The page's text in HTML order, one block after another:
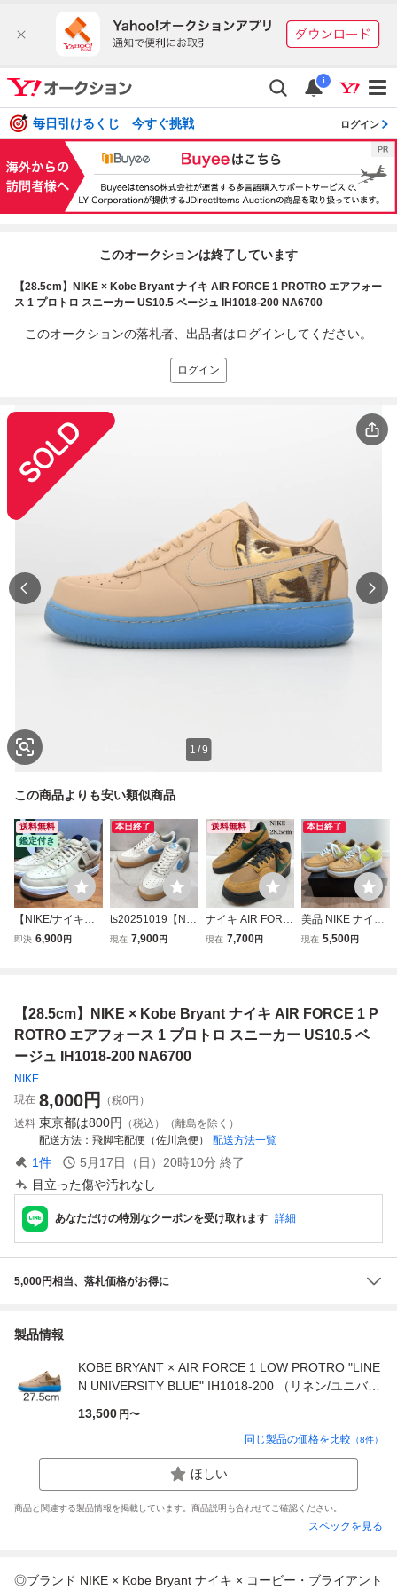
i
毎日引けるくじ 今すぐ挑戦 ログイン
このオークションは終了しています
【28.5cm】NIKE × Kobe Bryant ナイキ AIR FORCE 1 PROTRO エアフォー
ス 1 プロトロ スニーカー US10.5 ベージュ IH1018-200 NA6700
このオークションの落札者、出品者はログインしてください。
ログイン
1 /9
この商品よりも安い類似商品
送料無料
鑑定付き
【NIKE/ナイキ】N
BA × AIR FORCE
ス1
即決 6,900円
本日終了
ts20251019【NIK
E】ナイキ AIR FO
8.5cm
現在 7,900円
送料無料
ナイキ AIR FORC
E 1 LOW UNITY
現在 7,700円
本日終了
美品 NIKE ナイキ
AIR FORCE 1 エ
現在 5,500円
【28.5cm】NIKE × Kobe Bryant ナイキ AIR FORCE 1 P
ROTRO エアフォース 1 プロトロ スニーカー US10.5 ベ
ージュ IH1018-200 NA6700
NIKE
現在 8,000円
（税0円）
送料 東京都は800円
（税込）（離島を除く）
配送方法
飛脚宅配便（佐川急便） 配送方法一覧
1件 5月17日（日）20時10分 終了
目立った傷や汚れなし
あなただけの特別なクーポンを受け取れます 詳細
5,000円相当、落札価格がお得に
製品情報
KOBE BRYANT × AIR FORCE 1 LOW PROTRO "LINE
N UNIVERSITY BLUE" IH1018-200 （リネン/ユニバー
13,500 円〜
同じ製品の価格を比較 （8件）
ほしい
商品と関連する製品情報を掲載しています。商品説明も合わせてご確認ください。
スペックを見る
◎ブランド NIKE × Kobe Bryant ナイキ × コービー・ブライアント